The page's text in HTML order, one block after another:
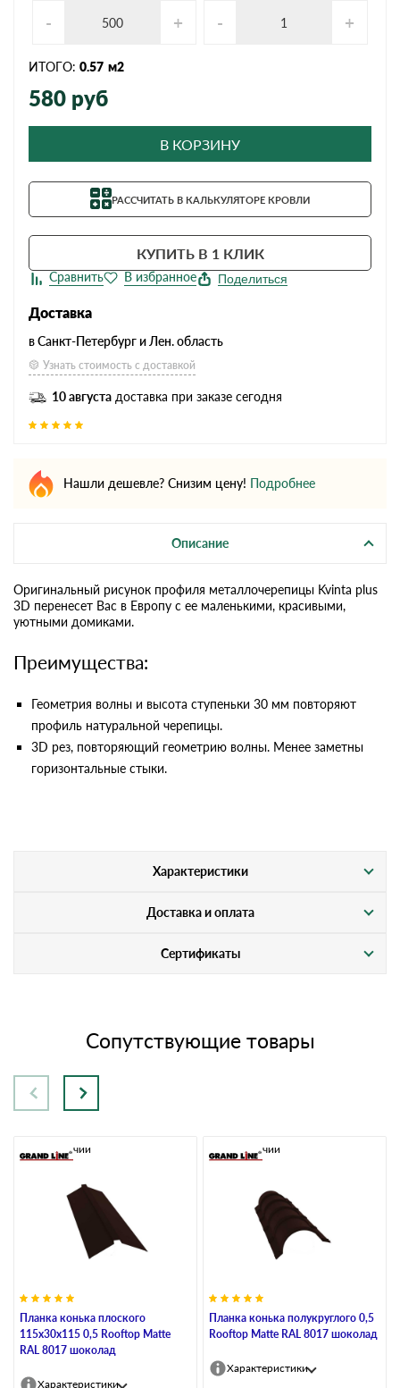
- + - +
ИТОГО: 0.57 м2
580 руб
В КОРЗИНУ
РАССЧИТАТЬ В КАЛЬКУЛЯТОРЕ КРОВЛИ
КУПИТЬ В 1 КЛИК
Поделиться
Доставка
в Санкт-Петербург и Лен. область
Узнать стоимость с доставкой
10 августа доставка при заказе сегодня
Нашли дешевле? Снизим цену! Подробнее
Описание
Оригинальный рисунок профиля металлочерепицы Kvinta plus
3D перенесет Вас в Европу с ее маленькими, красивыми,
уютными домиками.
Преимущества:
Геометрия волны и высота ступеньки 30 мм повторяют
профиль натуральной черепицы.
3D рез, повторяющий геометрию волны. Менее заметны
горизонтальные стыки.
Характеристики
Доставка и оплата
Сертификаты
Сопутствующие товары
Планка конька плоского
115х30х115 0,5 Rooftop Matte
RAL 8017 шоколад
В наличии
Характеристики
Планка конька полукруглого 0,5
Rooftop Matte RAL 8017 шоколад
В наличии
Характеристики